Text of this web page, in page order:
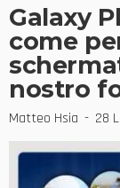
Galaxy
come
nostro
Matteo Hsia 28